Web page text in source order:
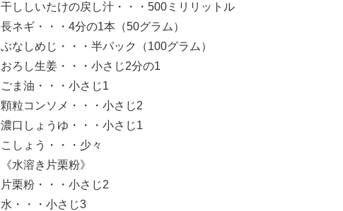
干ししいたけの戻し汁・・・500ミリリットル
長ネギ・・・4分の1本（50グラム）
ぶなしめじ・・・半パック（100グラム）
おろし生姜・・・小さじ2分の1
ごま油・・・小さじ1
顆粒コンソメ・・・小さじ2
濃口しょうゆ・・・小さじ1
こしょう・・・少々
《水溶き片栗粉》
片栗粉・・・小さじ2
水・・・小さじ3